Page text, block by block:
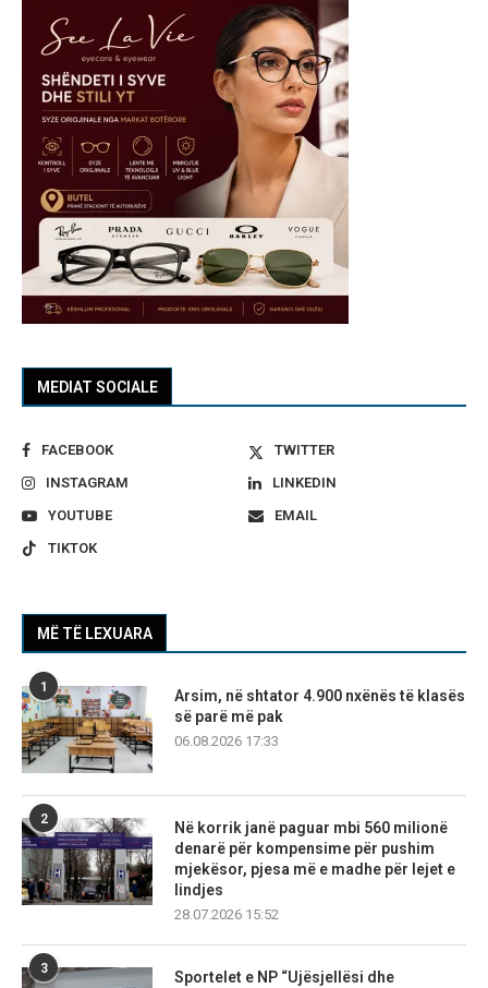
MEDIAT SOCIALE
FACEBOOK
TWITTER
INSTAGRAM
LINKEDIN
YOUTUBE
EMAIL
TIKTOK
MË TË LEXUARA
1
Arsim, në shtator 4.900 nxënës të klasës
së parë më pak
06.08.2026 17:33
2
Në korrik janë paguar mbi 560 milionë
denarë për kompensime për pushim
mjekësor, pjesa më e madhe për lejet e
lindjes
28.07.2026 15:52
3
Sportelet e NP “Ujësjellësi dhe